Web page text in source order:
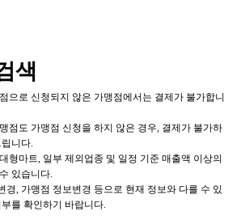
색
으로 신청되지 않은 가맹점에서는 결제가 불가합니
점도 가맹점 신청을 하지 않은 경우, 결제가 불가하
니다.
형마트, 일부 제외업종 및 일정 기준 매출액 이상의
있습니다.
경, 가맹점 정보변경 등으로 현재 정보와 다를 수 있
를 확인하기 바랍니다.